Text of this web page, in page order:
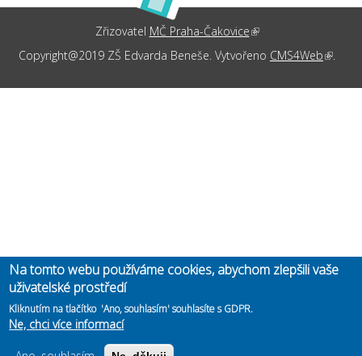
Zřizovatel MČ Praha-Čakovice(link is external)
Copyright@2019 ZŠ Edvarda Beneše. Vytvořeno CMS4Web (link is
.
Na tomto webu používáme cookies, abychom zlepšili vaše
uživatelské prostředí
Kliknutím na tlačítko 'Ano, souhlasím' souhlasíte s GDPR.
Ne, chci více informací